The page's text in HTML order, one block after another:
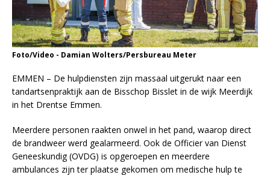
Foto/Video - Damian Wolters/Persbureau Meter
EMMEN – De hulpdiensten zijn massaal uitgerukt naar een
tandartsenpraktijk aan de Bisschop Bisslet in de wijk Meerdijk
in het Drentse Emmen.
Meerdere personen raakten onwel in het pand, waarop direct
de brandweer werd gealarmeerd. Ook de Officier van Dienst
Geneeskundig (OVDG) is opgeroepen en meerdere
ambulances zijn ter plaatse gekomen om medische hulp te